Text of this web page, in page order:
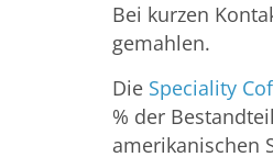
Bei kurzen
gemahlen.
Die Speciality
% der
amerikanischen